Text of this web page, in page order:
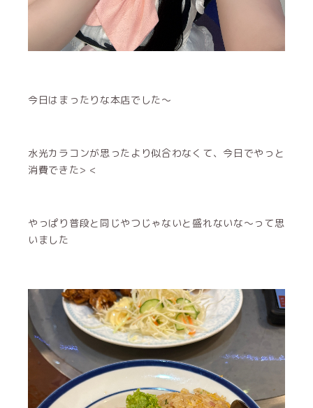
今日はまったりな本店でした〜
水光カラコンが思ったより似合わなくて、今日でやっと
消費できた> <
やっぱり普段と同じやつじゃないと盛れないな〜って思
いました